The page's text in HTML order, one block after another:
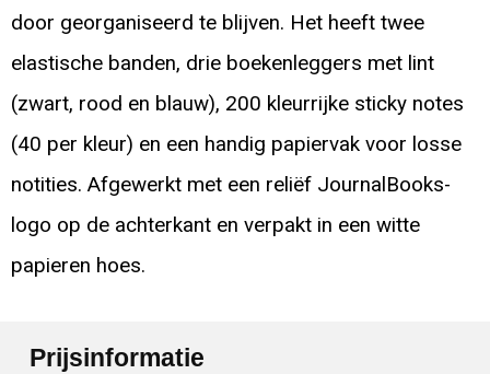
door georganiseerd te blijven. Het heeft twee
elastische banden, drie boekenleggers met lint
(zwart, rood en blauw), 200 kleurrijke sticky notes
(40 per kleur) en een handig papiervak voor losse
notities. Afgewerkt met een reliëf JournalBooks-
logo op de achterkant en verpakt in een witte
papieren hoes.
Prijsinformatie